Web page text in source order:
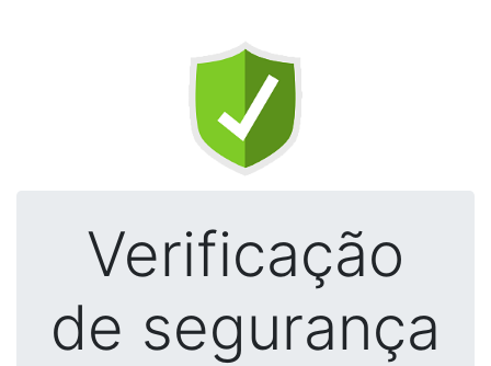
Verificação
de segurança